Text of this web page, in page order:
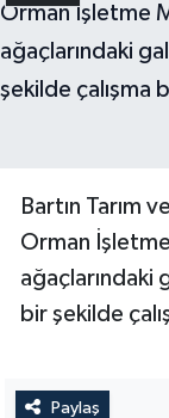
Bartın Tarım
Orman
ağaçlarındaki
bir şekilde
Paylaş